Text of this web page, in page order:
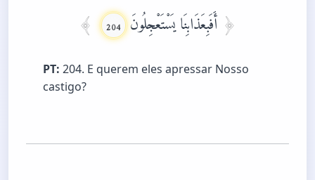
أَفَبِعَذَابِنَا يَسْتَعْجِلُونَ 204
PT: 204. E querem eles apressar Nosso
castigo?